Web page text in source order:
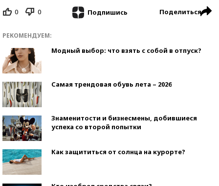
0 0 Подпишись Поделиться
РЕКОМЕНДУЕМ:
Модный выбор: что взять с собой в отпуск?
Самая трендовая обувь лета – 2026
Знаменитости и бизнесмены, добившиеся
успеха со второй попытки
Как защититься от солнца на курорте?